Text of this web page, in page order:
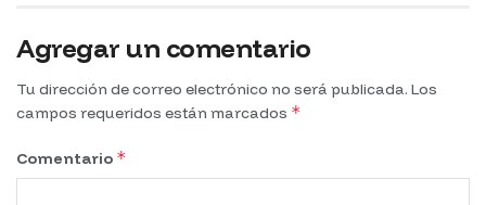
Agregar un comentario
Tu dirección de correo electrónico no será publicada. Los
campos requeridos están marcados *
Comentario *